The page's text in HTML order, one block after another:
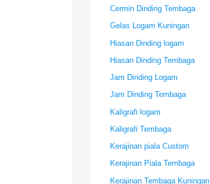
Cermin Dinding Tembaga
Gelas Logam Kuningan
Hiasan Dinding logam
Hiasan Dinding Tembaga
Jam Dinding Logam
Jam Dinding Tembaga
Kaligrafi logam
Kaligrafi Tembaga
Kerajinan piala Custom
Kerajinan Piala Tembaga
Kerajinan Tembaga Kuningan